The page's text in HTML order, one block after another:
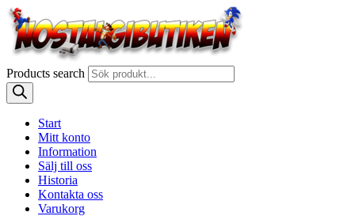
Products search
Start
Mitt konto
Information
Sälj till oss
Historia
Kontakta oss
Varukorg